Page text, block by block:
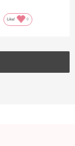
Like! 0